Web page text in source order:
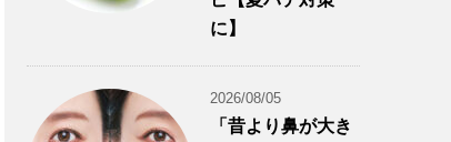
に】
2026/08/05
「昔より鼻が大き